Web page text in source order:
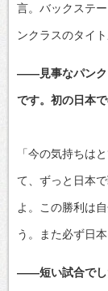
言。バックステ
ンクラスのタイ
――見事なパンク
です。初の日本
「今の気持ちは
て、ずっと日本
よ。この勝利は
う。また必ず日
――短い試合でし